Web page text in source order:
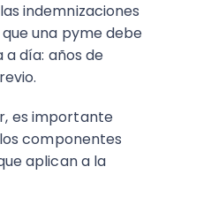
indemnizaciones
una pyme debe
día: años de
es importante
componentes
aplican a la